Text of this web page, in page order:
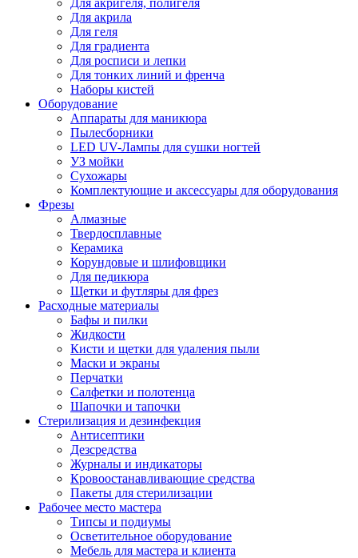
Для акригеля, полигеля
Для акрила
Для геля
Для градиента
Для росписи и лепки
Для тонких линий и френча
Наборы кистей
Оборудование
Аппараты для маникюра
Пылесборники
LED UV-Лампы для сушки ногтей
УЗ мойки
Сухожары
Комплектующие и аксессуары для оборудования
Фрезы
Алмазные
Твердосплавные
Керамика
Корундовые и шлифовщики
Для педикюра
Щетки и футляры для фрез
Расходные материалы
Бафы и пилки
Жидкости
Кисти и щетки для удаления пыли
Маски и экраны
Перчатки
Салфетки и полотенца
Шапочки и тапочки
Стерилизация и дезинфекция
Антисептики
Дезсредства
Журналы и индикаторы
Кровоостанавливающие средства
Пакеты для стерилизации
Рабочее место мастера
Типсы и подиумы
Осветительное оборудование
Мебель для мастера и клиента